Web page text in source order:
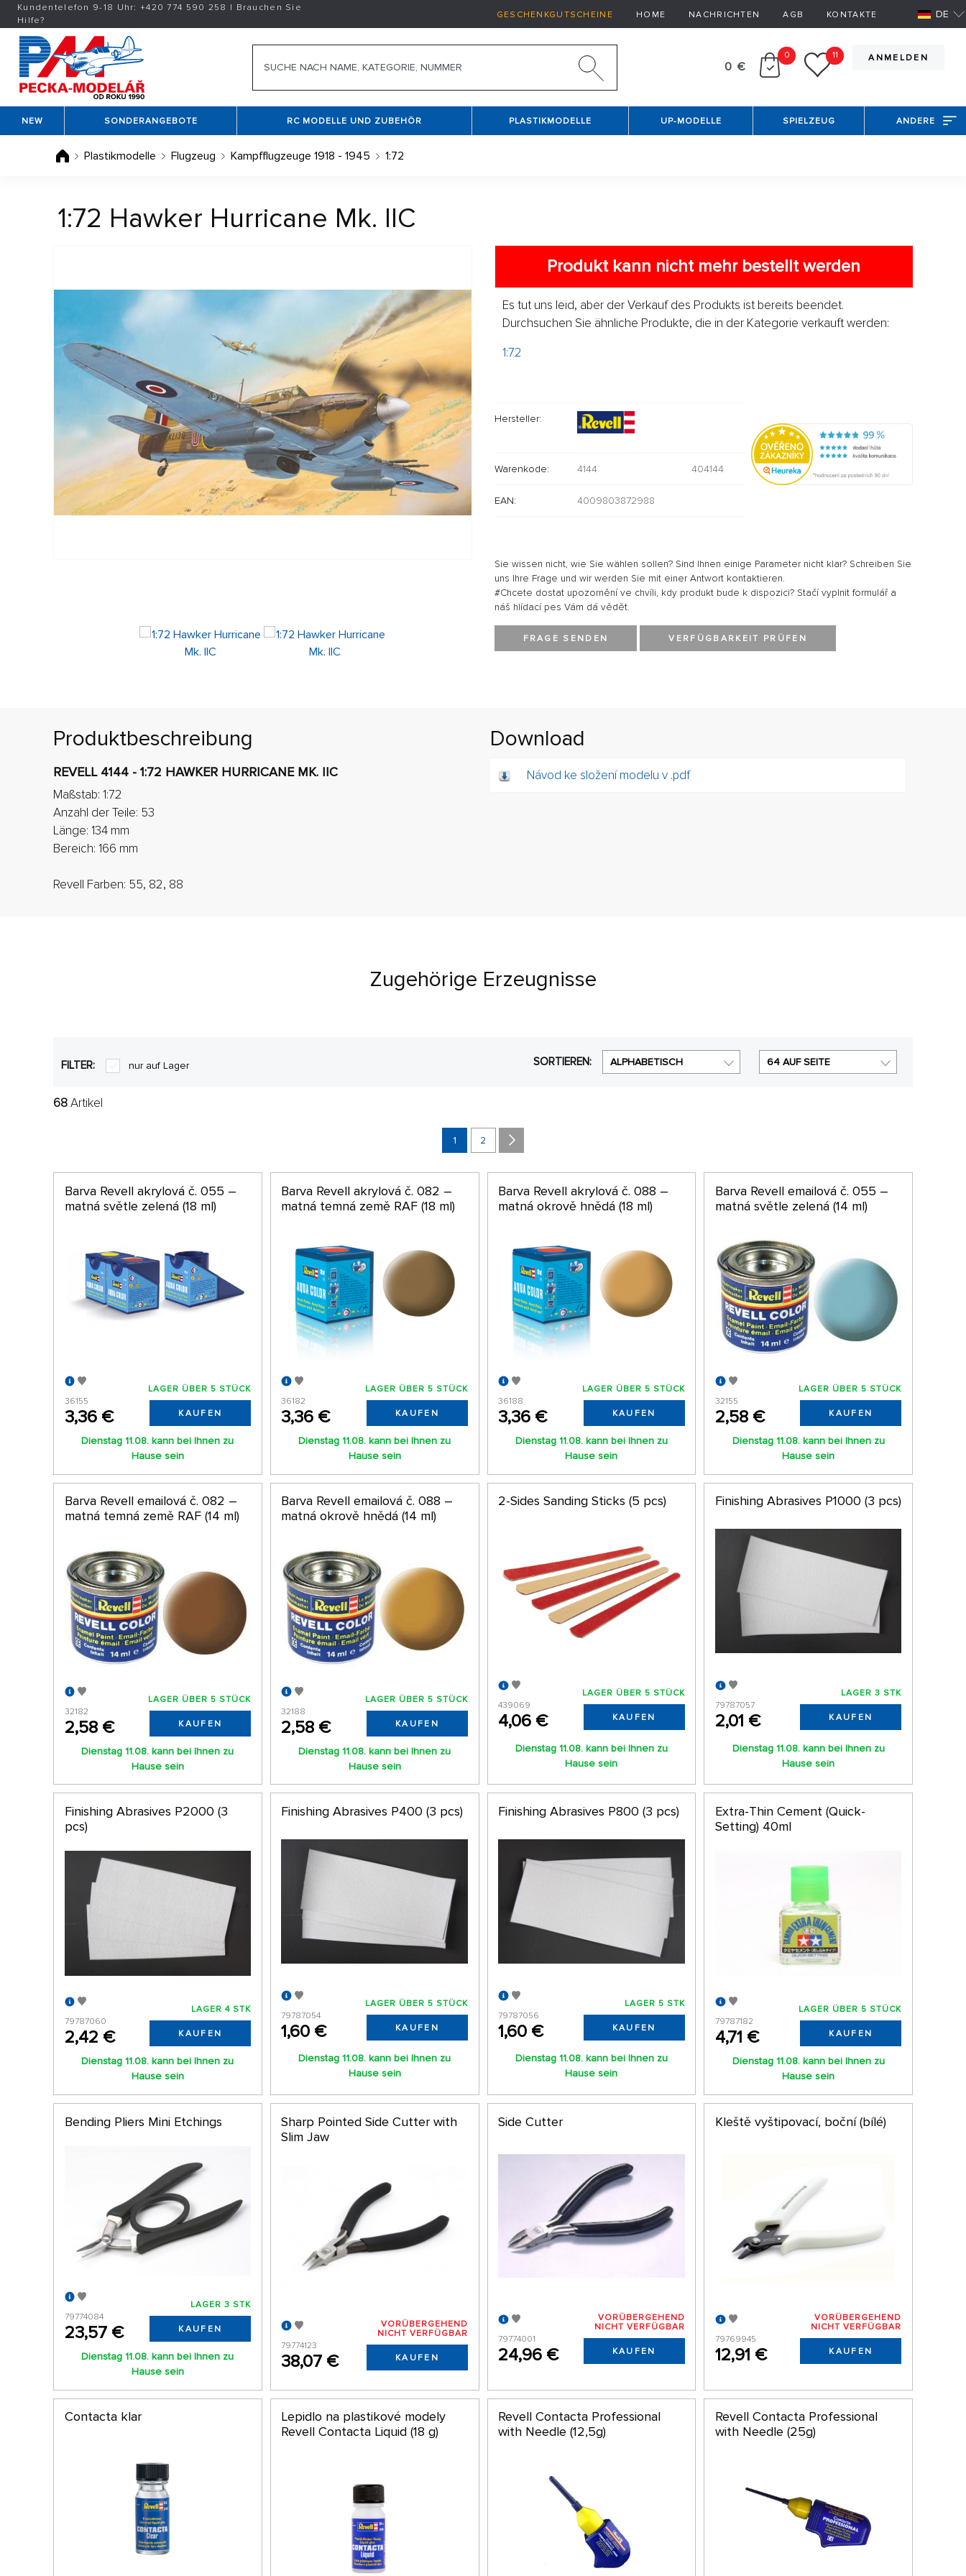
Kundentelefon 9-18 Uhr: +420774 590 258 | Brauchen Sie
Hilfe?
GESCHENKGUTSCHEINE HOME NACHRICHTEN AGB KONTAKTE DE
ANMELDEN
0 €
0 11
NEW SONDERANGEBOTE RC MODELLE UND ZUBEHÖR PLASTIKMODELLE UP-MODELLE SPIELZEUG ANDERE
Plastikmodelle Flugzeug Kampfflugzeuge 1918 - 1945 1:72
1:72 Hawker Hurricane Mk. IIC
Produkt kann nicht mehr bestellt werden
Es tut uns leid, aber der Verkauf des Produkts ist bereits beendet.
Durchsuchen Sie ähnliche Produkte, die in der Kategorie verkauft werden:
1:72
Hersteller:
Warenkode: 4144 404144
EAN: 4009803872988
Sie wissen nicht, wie Sie wählen sollen? Sind Ihnen einige Parameter nicht klar? Schreiben Sie
uns Ihre Frage und wir werden Sie mit einer Antwort kontaktieren.
#Chcete dostat upozornění ve chvíli, kdy produkt bude k dispozici? Stačí vyplnit formulář a
náš hlídací pes Vám dá vědět.
FRAGE SENDEN VERFÜGBARKEIT PRÜFEN
Produktbeschreibung
REVELL 4144 - 1:72 HAWKER HURRICANE MK. IIC
Maßstab: 1:72
Anzahl der Teile: 53
Länge: 134 mm
Bereich: 166 mm
Revell Farben: 55, 82, 88
Download
Návod ke složení modelu v .pdf
Zugehörige Erzeugnisse
FILTER: nur auf Lager SORTIEREN: ALPHABETISCH 64 AUF SEITE
68Artikel
1 2
Barva Revell akrylová č. 055 –
matná světle zelená (18 ml)
36155
3,36 €
LAGER ÜBER 5 STÜCK
KAUFEN
Dienstag 11.08. kann bei Ihnen zu
Hause sein
Barva Revell akrylová č. 082 –
matná temná země RAF (18 ml)
36182
3,36 €
LAGER ÜBER 5 STÜCK
KAUFEN
Dienstag 11.08. kann bei Ihnen zu
Hause sein
Barva Revell akrylová č. 088 –
matná okrově hnědá (18 ml)
36188
3,36 €
LAGER ÜBER 5 STÜCK
KAUFEN
Dienstag 11.08. kann bei Ihnen zu
Hause sein
Barva Revell emailová č. 055 –
matná světle zelená (14 ml)
32155
2,58 €
LAGER ÜBER 5 STÜCK
KAUFEN
Dienstag 11.08. kann bei Ihnen zu
Hause sein
Barva Revell emailová č. 082 –
matná temná země RAF (14 ml)
32182
2,58 €
LAGER ÜBER 5 STÜCK
KAUFEN
Dienstag 11.08. kann bei Ihnen zu
Hause sein
Barva Revell emailová č. 088 –
matná okrově hnědá (14 ml)
32188
2,58 €
LAGER ÜBER 5 STÜCK
KAUFEN
Dienstag 11.08. kann bei Ihnen zu
Hause sein
2-Sides Sanding Sticks (5 pcs)
439069
4,06 €
LAGER ÜBER 5 STÜCK
KAUFEN
Dienstag 11.08. kann bei Ihnen zu
Hause sein
Finishing Abrasives P1000 (3 pcs)
79787057
2,01 €
LAGER 3 STK
KAUFEN
Dienstag 11.08. kann bei Ihnen zu
Hause sein
Finishing Abrasives P2000 (3
pcs)
79787060
2,42 €
LAGER 4 STK
KAUFEN
Dienstag 11.08. kann bei Ihnen zu
Hause sein
Finishing Abrasives P400 (3 pcs)
79787054
1,60 €
LAGER ÜBER 5 STÜCK
KAUFEN
Dienstag 11.08. kann bei Ihnen zu
Hause sein
Finishing Abrasives P800 (3 pcs)
79787056
1,60 €
LAGER 5 STK
KAUFEN
Dienstag 11.08. kann bei Ihnen zu
Hause sein
Extra-Thin Cement (Quick-
Setting) 40ml
79787182
4,71 €
LAGER ÜBER 5 STÜCK
KAUFEN
Dienstag 11.08. kann bei Ihnen zu
Hause sein
Bending Pliers Mini Etchings
79774084
23,57 €
LAGER 3 STK
KAUFEN
Dienstag 11.08. kann bei Ihnen zu
Hause sein
Sharp Pointed Side Cutter with
Slim Jaw
79774123
38,07 €
VORÜBERGEHEND
NICHT VERFÜGBAR
KAUFEN
Side Cutter
79774001
24,96 €
VORÜBERGEHEND
NICHT VERFÜGBAR
KAUFEN
Kleště vyštipovací, boční (bílé)
79769945
12,91 €
VORÜBERGEHEND
NICHT VERFÜGBAR
KAUFEN
Contacta klar
Lepidlo na plastikové modely
Revell Contacta Liquid (18 g)
Revell Contacta Professional
with Needle (12,5g)
Revell Contacta Professional
with Needle (25g)